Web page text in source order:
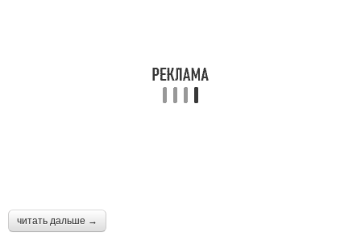
читать дальше →